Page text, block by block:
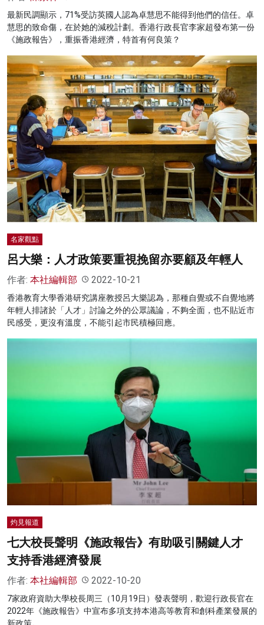
最新民調顯示，71%受訪英國人認為卓慧思不能得到他們的信任。卓
慧思的致命傷，在於她的減稅計劃。香港行政長官李家超發布第一份
《施政報告》，重振香港經濟，特首有何良策？
名家觀點
呂大樂：人才政策要重視挽留亦要顧及年輕人
作者: 本社編輯部 2022-10-21
香港教育大學香港研究講座教授呂大樂認為，那種自覺或不自覺地將
年輕人排諸於「人才」討論之外的公眾議論，不夠全面，也不貼近市
民感受，更沒有溫度，不能引起市民積極回應。
灼見報道
七大校長聲明《施政報告》有助吸引關鍵人才
支持香港經濟發展
作者: 本社編輯部 2022-10-20
7家政府資助大學校長周三（10月19日）發表聲明，歡迎行政長官在
2022年《施政報告》中宣布多項支持本港高等教育和創科產業發展的